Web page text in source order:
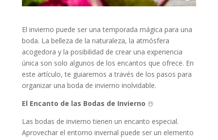
El invierno puede ser una temporada mágica para una
boda. La belleza de la naturaleza, la atmósfera
acogedora y la posibilidad de crear una experiencia
única son solo algunos de los encantos que ofrece. En
este artículo, te guiaremos a través de los pasos para
organizar una boda de invierno inolvidable.
El Encanto de las Bodas de Invierno ☃️
Las bodas de invierno tienen un encanto especial.
Aprovechar el entorno invernal puede ser un elemento